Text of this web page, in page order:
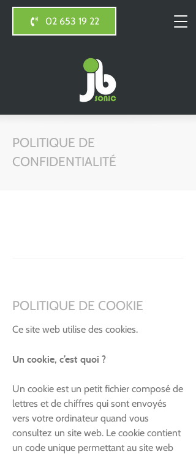
02 653 19 22
POLITIQUE DE
CONFIDENTIALITÉ
POLITIQUE DE COOKIE
Ce site web utilise des cookies.
Un cookie, c’est quoi ?
Un cookie est un petit fichier composé de
lettres et de chiffres qui sont envoyés
vers votre ordinateur quand vous
consultez un site web. Le cookie contient
un code unique permettant au site web